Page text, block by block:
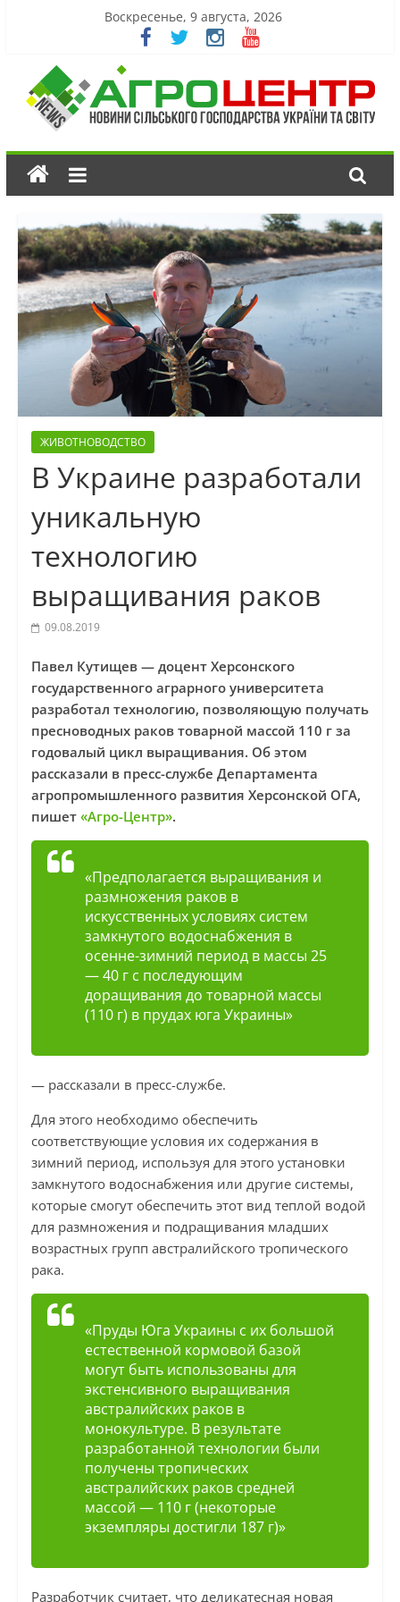
Воскресенье, 9 августа, 2026
ЖИВОТНОВОДСТВО
В Украине разработали
уникальную
технологию
выращивания раков
09.08.2019
Павел Кутищев — доцент Херсонского
государственного аграрного университета
разработал технологию, позволяющую получать
пресноводных раков товарной массой 110 г за
годовалый цикл выращивания. Об этом
рассказали в пресс-службе Департамента
агропромышленного развития Херсонской ОГА,
пишет «Агро-Центр».
«Предполагается выращивания и
размножения раков в
искусственных условиях систем
замкнутого водоснабжения в
осенне-зимний период в массы 25
— 40 г с последующим
доращивания до товарной массы
(110 г) в прудах юга Украины»
— рассказали в пресс-службе.
Для этого необходимо обеспечить
соответствующие условия их содержания в
зимний период, используя для этого установки
замкнутого водоснабжения или другие системы,
которые смогут обеспечить этот вид теплой водой
для размножения и подращивания младших
возрастных групп австралийского тропического
рака.
«Пруды Юга Украины с их большой
естественной кормовой базой
могут быть использованы для
экстенсивного выращивания
австралийских раков в
монокультуре. В результате
разработанной технологии были
получены тропических
австралийских раков средней
массой — 110 г (некоторые
экземпляры достигли 187 г)»
Разработчик считает, что деликатесная новая